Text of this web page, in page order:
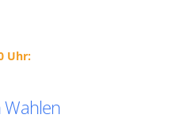
Uhr: